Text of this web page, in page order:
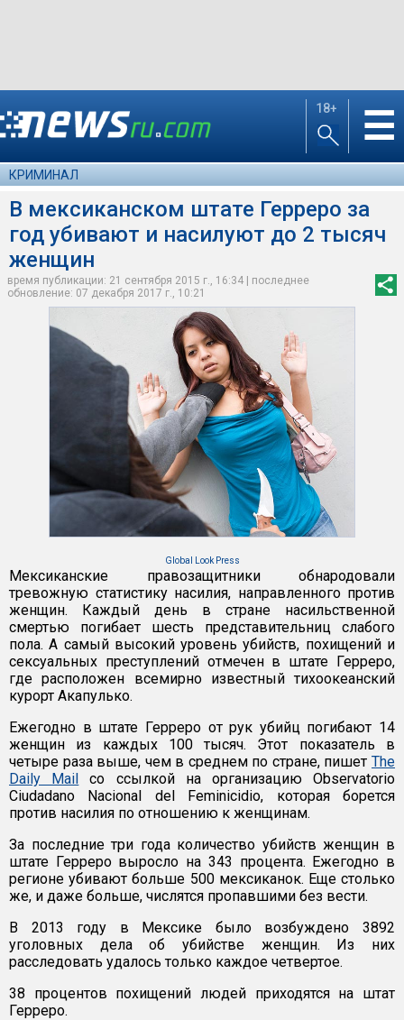
18+ ☰
КРИМИНАЛ
В мексиканском штате Герреро за
год убивают и насилуют до 2 тысяч
женщин
время публикации: 21 сентября 2015 г., 16:34 | последнее
обновление: 07 декабря 2017 г., 10:21
Global Look Press
Мексиканские правозащитники обнародовали
тревожную статистику насилия, направленного против
женщин. Каждый день в стране насильственной
смертью погибает шесть представительниц слабого
пола. А самый высокий уровень убийств, похищений и
сексуальных преступлений отмечен в штате Герреро,
где расположен всемирно известный тихоокеанский
курорт Акапулько.
Ежегодно в штате Герреро от рук убийц погибают 14
женщин из каждых 100 тысяч. Этот показатель в
четыре раза выше, чем в среднем по стране, пишет The
Daily Mail со ссылкой на организацию Observatorio
Ciudadano Nacional del Feminicidio, которая борется
против насилия по отношению к женщинам.
За последние три года количество убийств женщин в
штате Герреро выросло на 343 процента. Ежегодно в
регионе убивают больше 500 мексиканок. Еще столько
же, и даже больше, числятся пропавшими без вести.
В 2013 году в Мексике было возбуждено 3892
уголовных дела об убийстве женщин. Из них
расследовать удалось только каждое четвертое.
38 процентов похищений людей приходятся на штат
Герреро.